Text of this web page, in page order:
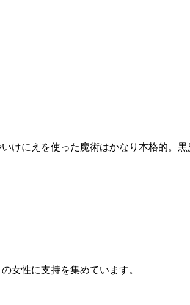
にえを使った魔術はかなり本格的。黒
女性に支持を集めています。